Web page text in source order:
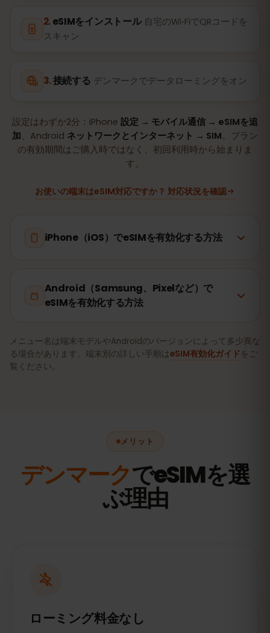
eSIMをインストール 自宅のWi‑FiでQRコードを
スキャン
接続する デンマークでデータローミングをオン
設定はわずか2分：iPhone 設定 → モバイル通信 → eSIMを追
加、Android ネットワークとインターネット → SIM 。プラン
の有効期間はご購入時ではなく、初回利用時から始まりま
す。
お使いの端末はeSIM対応ですか？ 対応状況を確認
iPhone（iOS）でeSIMを有効化する方法
Android（Samsung、Pixelなど）で
eSIMを有効化する方法
メニュー名は端末モデルやAndroidのバージョンによって多少異な
る場合があります。端末別の詳しい手順はeSIM有効化ガイドをご
覧ください。
メリット
デンマークでeSIMを選
ぶ理由
ローミング料金なし